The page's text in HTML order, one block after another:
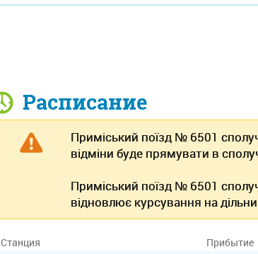
Расписание
Приміський поїзд № 6501
відміни буде прямувати в
Приміський поїзд № 6501
відновлює курсування на
Станция Прибытие